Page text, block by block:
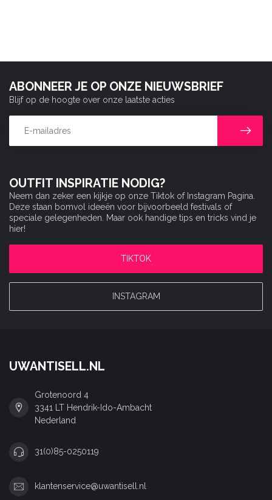
OUTFIT INSPIRATIE NODIG?
Neem dan zeker een kijkje op onze Tiktok of Instagram Pagina.
Deze staan bomvol ideeën voor bijvoorbeeld festivals of
speciale gelegenheden. Maar ook handige tips en tricks vind je
hier!
TIKTOK
INSTAGRAM
ABONNEER JE OP ONZE NIEUWSBRIEF
Blijf op de hoogte over onze laatste acties
UWANTISELL.NL
Grotenoord 4
3341 LT Hendrik-Ido-Ambacht
Nederland
31(0)85-0250119
klantenservice@uwantisell.nl